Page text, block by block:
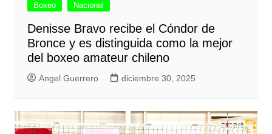
Boxeo Nacional
Denisse Bravo recibe el Cóndor de
Bronce y es distinguida como la mejor
del boxeo amateur chileno
Angel Guerrero diciembre 30, 2025